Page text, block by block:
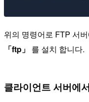
위의 명령어로 FTP 서
「ftp」 를 설치 합니다.
클라이언트 서버에